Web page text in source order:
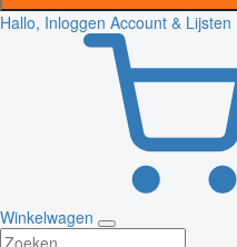
Hallo, Inloggen Account & Lijsten
Winkelwagen